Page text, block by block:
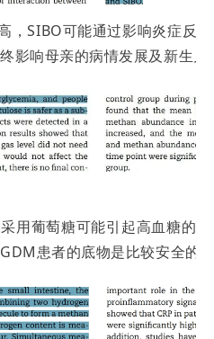
，SIBO可能通过影响炎症反
影响母亲的病情发展及新生儿
用葡萄糖可能引起高血糖的
患者的底物是比较安全的